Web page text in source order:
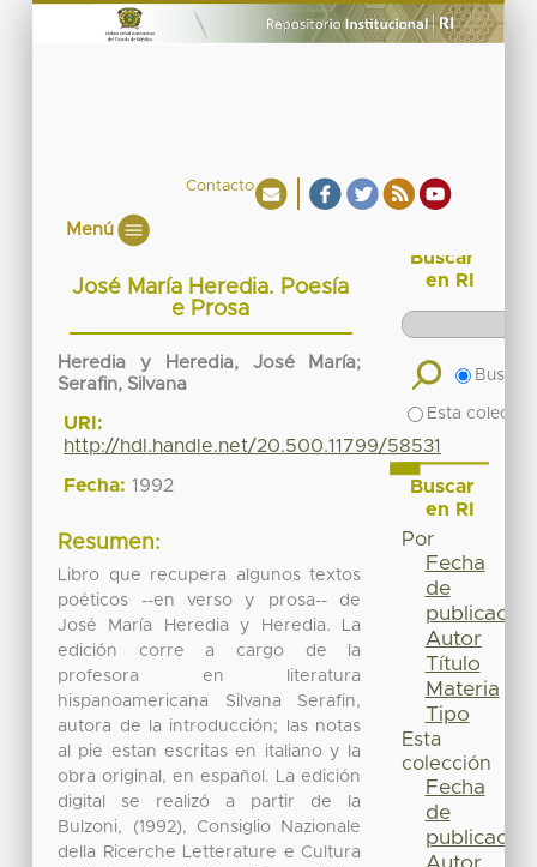
Contacto
Menú
José María Heredia. Poesía
e Prosa
Heredia y Heredia, José María;
Serafin, Silvana
URI:
http://hdl.handle.net/20.500.11799/58531
Fecha: 1992
Resumen:
Libro que recupera algunos textos
poéticos --en verso y prosa-- de
José María Heredia y Heredia. La
edición corre a cargo de la
profesora en literatura
hispanoamericana Silvana Serafin,
autora de la introducción; las notas
al pie estan escritas en italiano y la
obra original, en español. La edición
digital se realizó a partir de la
Bulzoni, (1992), Consiglio Nazionale
della Ricerche Letterature e Cultura
Buscar
en RI
Buscar
Esta
Buscar
en RI
Por
Fecha
de
publicación
Autor
Título
Materia
Tipo
Esta
colección
Fecha
de
publicación